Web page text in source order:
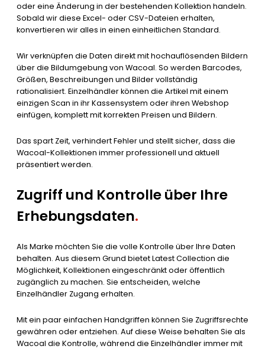
oder eine Änderung in der bestehenden Kollektion handeln.
Sobald wir diese Excel- oder CSV-Dateien erhalten,
konvertieren wir alles in einen einheitlichen Standard.
Wir verknüpfen die Daten direkt mit hochauflösenden Bildern
über die Bildumgebung von Wacoal. So werden Barcodes,
Größen, Beschreibungen und Bilder vollständig
rationalisiert. Einzelhändler können die Artikel mit einem
einzigen Scan in ihr Kassensystem oder ihren Webshop
einfügen, komplett mit korrekten Preisen und Bildern.
Das spart Zeit, verhindert Fehler und stellt sicher, dass die
Wacoal-Kollektionen immer professionell und aktuell
präsentiert werden.
Zugriff und Kontrolle über Ihre
Erhebungsdaten.
Als Marke möchten Sie die volle Kontrolle über Ihre Daten
behalten. Aus diesem Grund bietet Latest Collection die
Möglichkeit, Kollektionen eingeschränkt oder öffentlich
zugänglich zu machen. Sie entscheiden, welche
Einzelhändler Zugang erhalten.
Mit ein paar einfachen Handgriffen können Sie Zugriffsrechte
gewähren oder entziehen. Auf diese Weise behalten Sie als
Wacoal die Kontrolle, während die Einzelhändler immer mit